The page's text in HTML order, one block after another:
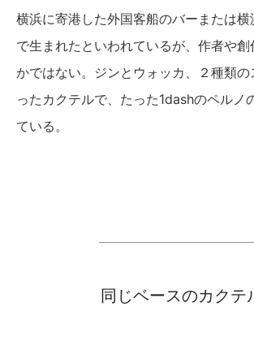
横浜に寄港した外国客船のバーまたは
で生まれたといわれているが、作者や
かではない。ジンとウォッカ、２種類
ったカクテルで、たった1dashのペルノ
ている。
同じベースのカクテ